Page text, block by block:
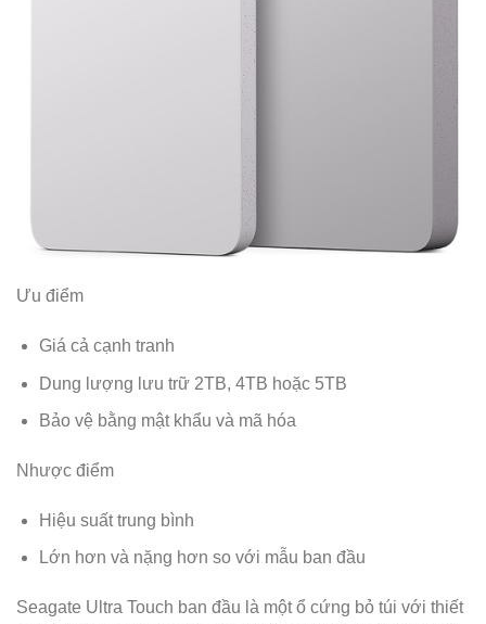
Ưu điểm
Giá cả cạnh tranh
Dung lượng lưu trữ 2TB, 4TB hoặc 5TB
Bảo vệ bằng mật khẩu và mã hóa
Nhược điểm
Hiệu suất trung bình
Lớn hơn và nặng hơn so với mẫu ban đầu
Seagate Ultra Touch ban đầu là một ổ cứng bỏ túi với thiết